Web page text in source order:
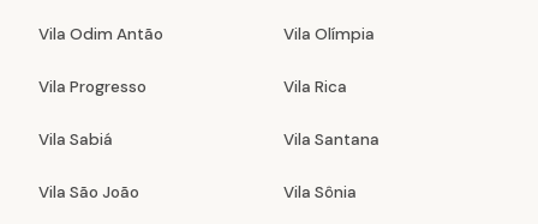
Vila Odim Antão Vila Olímpia
Vila Progresso Vila Rica
Vila Sabiá Vila Santana
Vila São João Vila Sônia